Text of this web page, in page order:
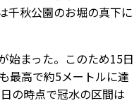
千秋公園のお堀の真下に
始まった。このため15日
最高で約5メートルに達
の時点で冠水の区間は